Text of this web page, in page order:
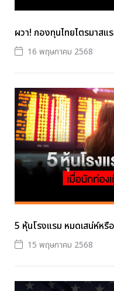
ผวา! กองทุนไทยไตรมาสแ
16 พฤษภาคม 2568
5 หุ้นโรงแรม หมดเสน่ห์หรื
15 พฤษภาคม 2568